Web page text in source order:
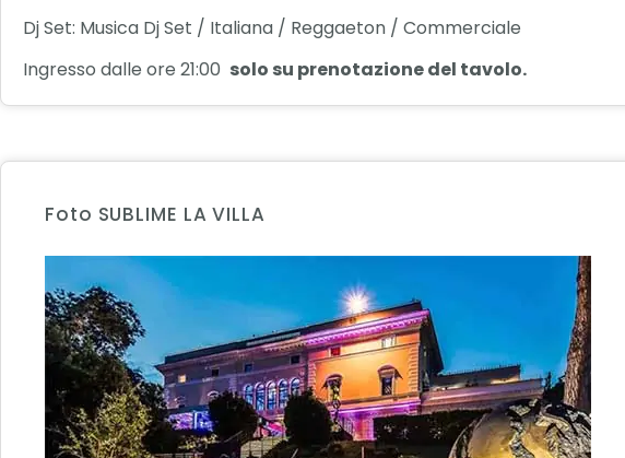
Dj Set: Musica Dj Set / Italiana / Reggaeton / Commerciale
Ingresso dalle ore 21:00 solo su prenotazione del tavolo.
Foto SUBLIME LA VILLA